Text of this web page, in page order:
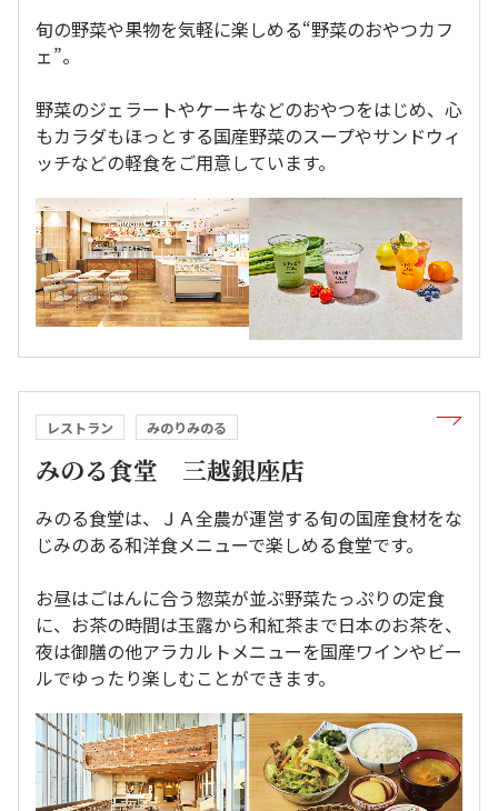
旬の野菜や果物を気軽に楽しめる“野菜のおやつカフ
ェ”。
野菜のジェラートやケーキなどのおやつをはじめ、心
もカラダもほっとする国産野菜のスープやサンドウィ
ッチなどの軽食をご用意しています。
レストラン みのりみのる
みのる食堂 三越銀座店
みのる食堂は、ＪＡ全農が運営する旬の国産食材をな
じみのある和洋食メニューで楽しめる食堂です。
お昼はごはんに合う惣菜が並ぶ野菜たっぷりの定食
に、お茶の時間は玉露から和紅茶まで日本のお茶を、
夜は御膳の他アラカルトメニューを国産ワインやビー
ルでゆったり楽しむことができます。